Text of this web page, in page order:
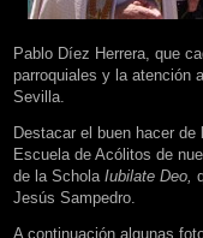
Pablo Díez Herrera, que
parroquiales y la atención
Sevilla.
Destacar el buen hacer
Escuela de Acólitos de
de la Schola Iubilate Deo,
Jesús Sampedro.
A continuación algunas